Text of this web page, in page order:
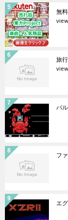
無
view
旅
view
バ
フ
エ